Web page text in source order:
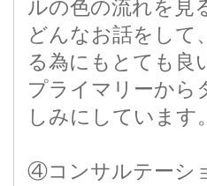
ルの色の流れを見
どんなお話をして
る為にもとても良
プライマリーから
しみにしています。
④コンサルテーシ